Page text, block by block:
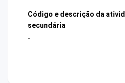
Código e descrição da
secundária
-